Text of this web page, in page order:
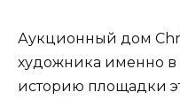
Аукционный дом
художника именно в
историю площадки